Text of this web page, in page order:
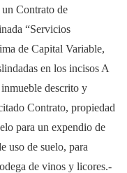
Contrato de
“Servicios
de Capital Variable,
en los incisos A
descrito y
Contrato, propiedad
para un expendio de
uso de suelo, para
de vinos y licores.-